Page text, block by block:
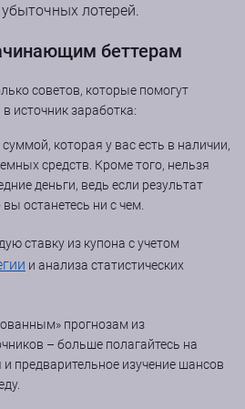
лотерей.
беттерам
советов, которые помогут
источник заработка:
которая у вас есть в наличии,
средств. Кроме того, нельзя
деньги, ведь если результат
останетесь ни с чем.
ставку из купона с учетом
и анализа статистических
прогнозам из
– больше полагайтесь на
предварительное изучение шансов